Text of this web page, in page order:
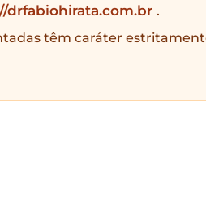
drfabiohirata.com.br .
têm caráter